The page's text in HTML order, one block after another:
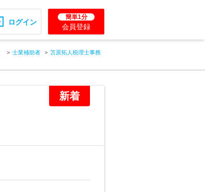
ログイン
簡単1分
会員登録
士業補助者
笘原拓人税理士事務
新着